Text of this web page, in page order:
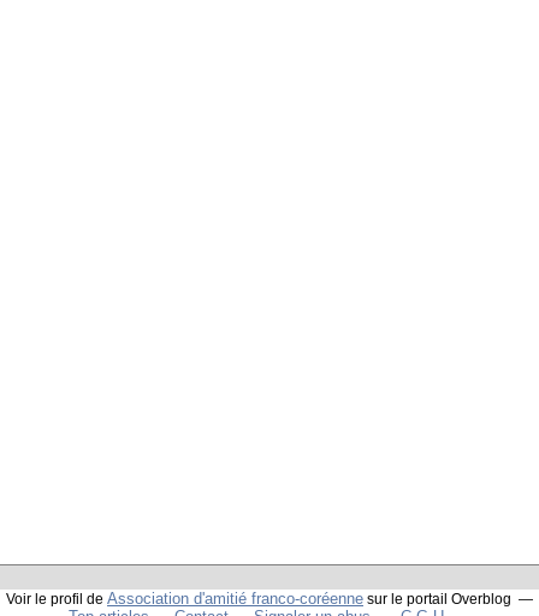
Voir le profil de Association d'amitié franco-coréenne sur le portail Overblog